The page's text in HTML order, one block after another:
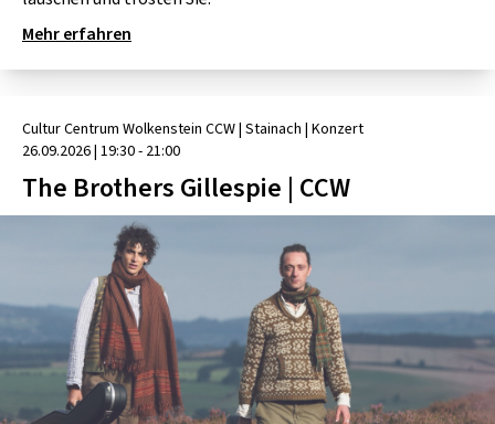
Mehr erfahren
Cultur Centrum Wolkenstein CCW| Stainach | Konzert
26.09.2026| 19:30 - 21:00
The Brothers Gillespie | CCW